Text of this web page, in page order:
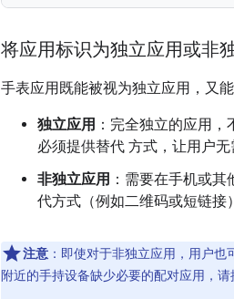
将应用标识为独立应用或非
手表应用既能被视为独立应用，又
独立应用 ：完全独立的应用
必须提供替代 方式，让用户
非独立应用 ：需要在手机或
代方式（例如二维码或短链接
注意 ：即使对于非独立应用，用户
附近的手持设备缺少必要的配对应用，请